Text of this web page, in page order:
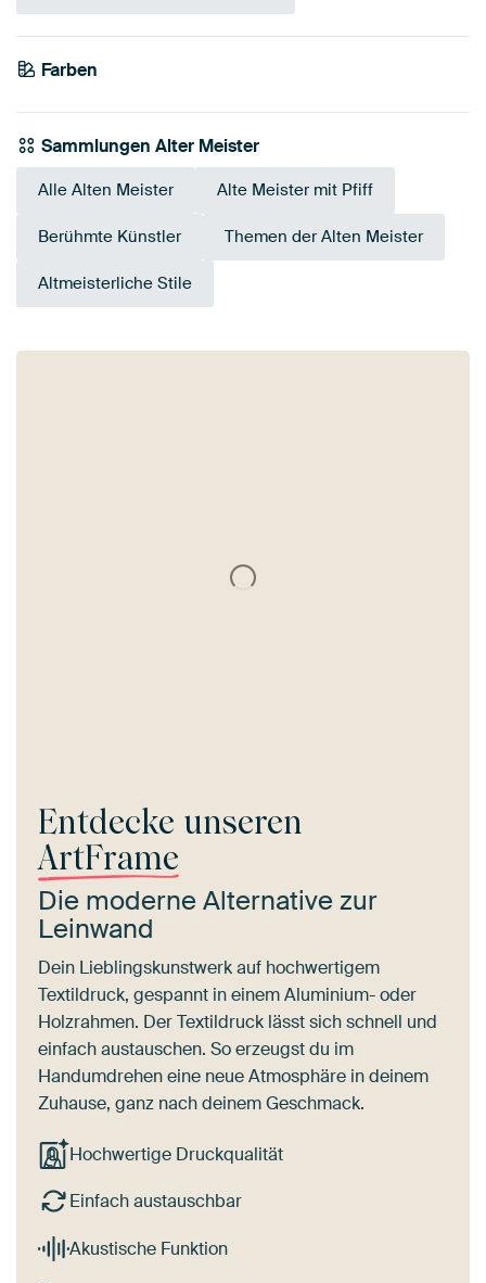
Farben
Grau
Early Dew
Anthrazit
Sammlungen Alter Meister
Alle Alten Meister Alte Meister mit Pfiff
Berühmte Künstler Themen der Alten Meister
Altmeisterliche Stile
Entdecke unseren
ArtFrame
Die moderne Alternative zur
Leinwand
Dein Lieblingskunstwerk auf hochwertigem
Textildruck, gespannt in einem Aluminium- oder
Holzrahmen. Der Textildruck lässt sich schnell und
einfach austauschen. So erzeugst du im
Handumdrehen eine neue Atmosphäre in deinem
Zuhause, ganz nach deinem Geschmack.
Hochwertige Druckqualität
Einfach austauschbar
Akustische Funktion